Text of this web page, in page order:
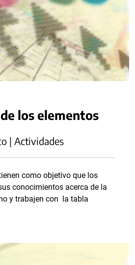
los elementos
| Actividades
como objetivo que los
conocimientos acerca de la
y trabajen con la tabla